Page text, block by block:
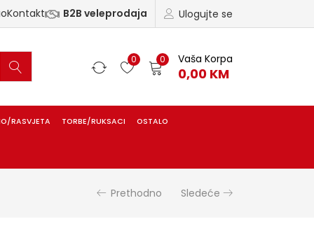
Ulogujte se
Kontakt B2B veleprodaja
0 0 Vaša Korpa
0,00 KM
RASVJETA TORBE/RUKSACI OSTALO
Prethodno Sledeće